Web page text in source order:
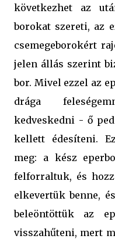
következhet az
borokat szereti, az
csemegeborokért
jelen állás szerint
bor. Mivel ezzel az
drága
kedveskedni - ő
kellett édesíteni.
meg: a kész
felforraltuk, és
elkevertük benne,
beleöntöttük az
visszahűteni, mert